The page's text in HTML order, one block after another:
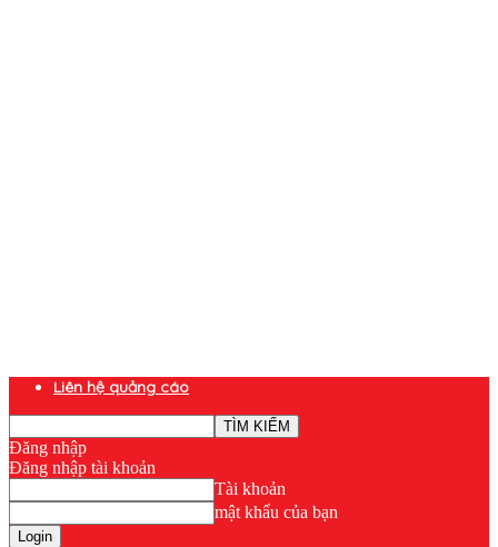
Liên hệ quảng cáo
Đăng nhập
Đăng nhập tài khoản
Tài khoản
mật khẩu của bạn